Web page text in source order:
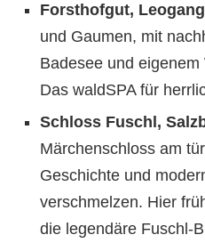
Forsthofgut,
und Gaumen, mit
Badesee und
Das waldSPA für
Schloss Fuschl,
Märchenschloss am
Geschichte und
verschmelzen. Hier
die legendäre Fuschl-